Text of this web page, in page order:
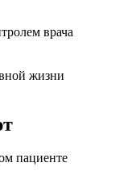
врача
жизни
пациенте